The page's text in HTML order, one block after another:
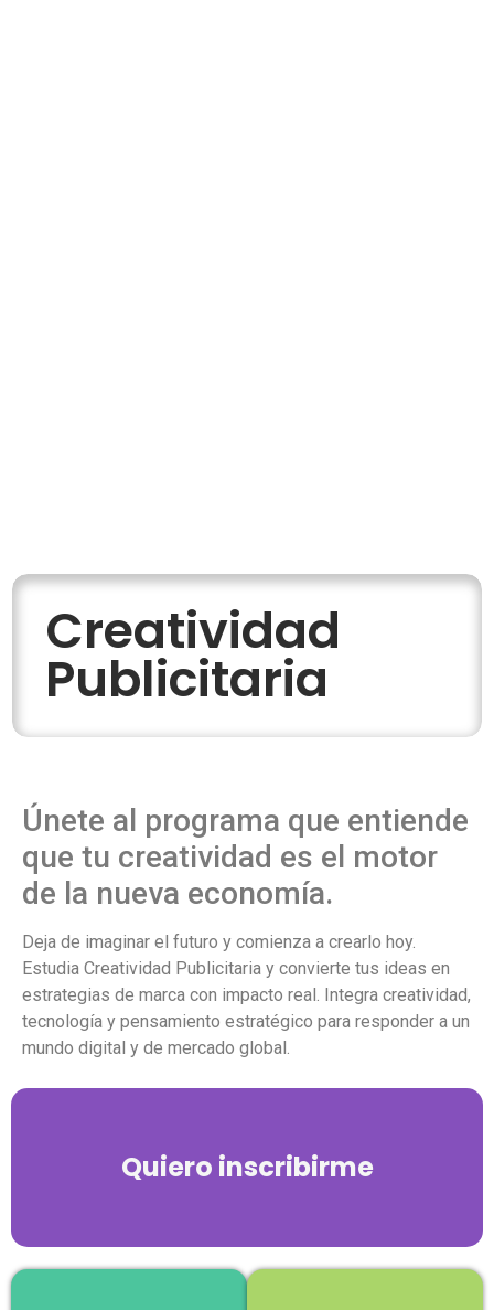
Creatividad
Publicitaria
Únete al programa que entiende
que tu creatividad es el motor
de la nueva economía.
Deja de imaginar el futuro y comienza a crearlo hoy.
Estudia Creatividad Publicitaria y convierte tus ideas en
estrategias de marca con impacto real. Integra creatividad,
tecnología y pensamiento estratégico para responder a un
mundo digital y de mercado global.
Quiero inscribirme